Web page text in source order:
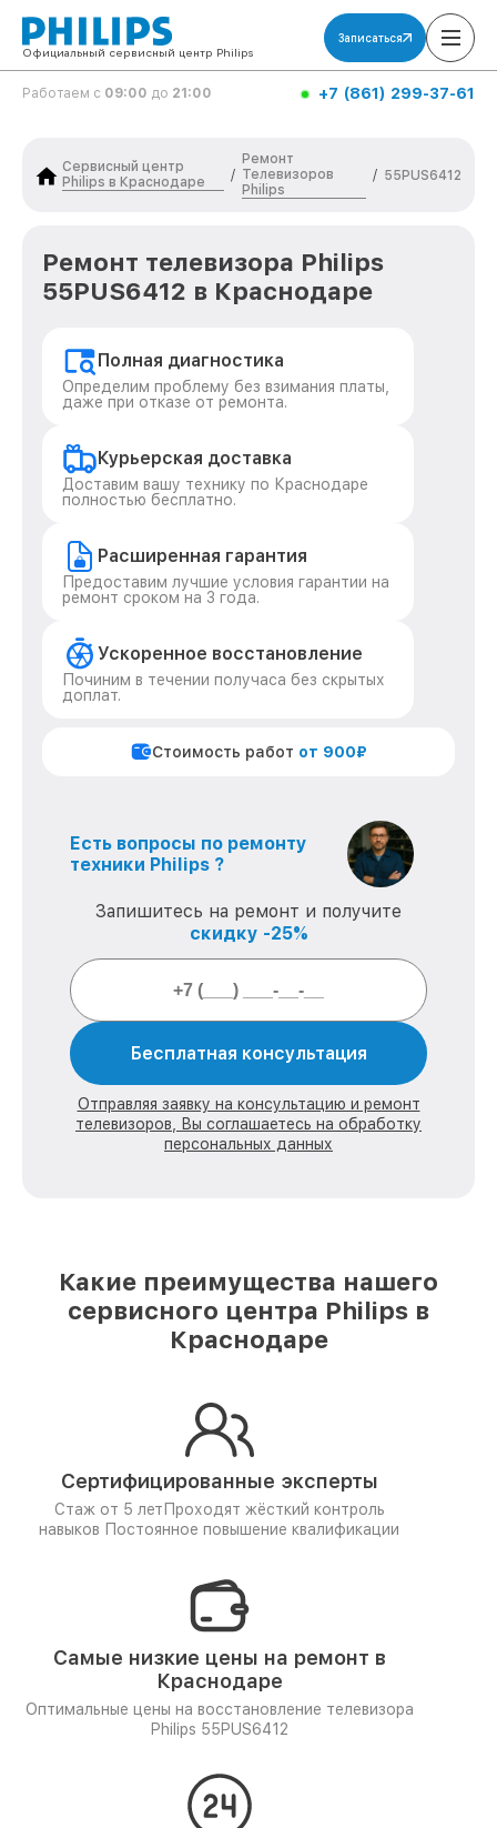
Официальный сервисный центр Philips
Записаться
Работаем с 09:00 до 21:00 +7 (861) 299-37-61
Сервисный центр
Philips в Краснодаре
/
Ремонт
Телевизоров
Philips
/ 55PUS6412
Ремонт телевизора Philips
55PUS6412 в Краснодаре
Полная диагностика
Определим проблему без взимания платы,
даже при отказе от ремонта.
Курьерская доставка
Доставим вашу технику по Краснодаре
полностью бесплатно.
Расширенная гарантия
Предоставим лучшие условия гарантии на
ремонт сроком на 3 года.
Ускоренное восстановление
Починим в течении получаса без скрытых
доплат.
Стоимость работ от 900₽
Есть вопросы по ремонту
техники Philips ?
Запишитесь на ремонт и получите
скидку -25%
Бесплатная консультация
Отправляя заявку на консультацию и ремонт
телевизоров, Вы соглашаетесь на обработку
персональных данных
Какие преимущества нашего
сервисного центра Philips в
Краснодаре
Сертифицированные эксперты
Стаж от 5 лет Проходят жёсткий контроль
навыков Постоянное повышение квалификации
Самые низкие цены на ремонт в
Краснодаре
Оптимальные цены на восстановление телевизора
Philips 55PUS6412